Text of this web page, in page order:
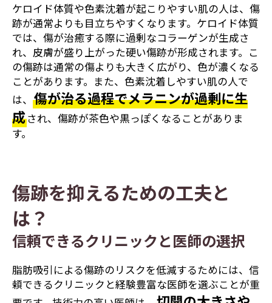
ケロイド体質や色素沈着が起こりやすい肌の人は、傷
跡が通常よりも目立ちやすくなります。ケロイド体質
では、傷が治癒する際に過剰なコラーゲンが生成さ
れ、皮膚が盛り上がった硬い傷跡が形成されます。こ
の傷跡は通常の傷よりも大きく広がり、色が濃くなる
ことがあります。また、色素沈着しやすい肌の人で
は、 傷が治る過程でメラニンが過剰に生
成され、傷跡が茶色や黒っぽくなることがありま
す。
傷跡を抑えるための工夫と
は？
信頼できるクリニックと医師の選択
脂肪吸引による傷跡のリスクを低減するためには、信
頼できるクリニックと経験豊富な医師を選ぶことが重